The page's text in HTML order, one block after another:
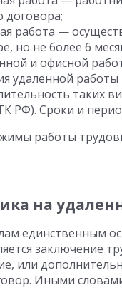
договора;
работа —
но не более 6
и офисной
удаленной
таких
РФ). Сроки и
работы
на
единственным
заключение
или
Иными